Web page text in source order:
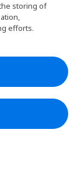
Acer
storing of
efforts.